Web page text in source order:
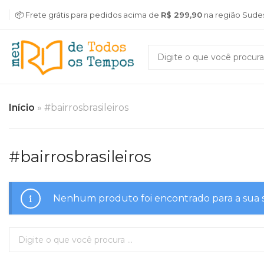
📦 Frete grátis para pedidos acima de R$ 299,90 na região
Início » #bairrosbrasileiros
#bairrosbrasileiros
Nenhum produto foi encontrado para a sua